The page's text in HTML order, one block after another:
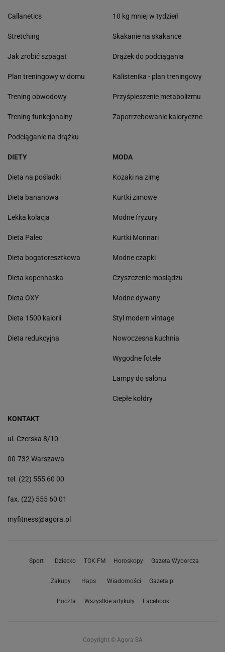
Callanetics
Stretching
Jak zrobić szpagat
Plan treningowy w domu
Trening obwodowy
Trening funkcjonalny
Podciąganie na drążku
10 kg mniej w tydzień
Skakanie na skakance
Drążek do podciągania
Kalistenika - plan treningowy
Przyśpieszenie metabolizmu
Zapotrzebowanie kaloryczne
DIETY
Dieta na pośladki
Dieta bananowa
Lekka kolacja
Dieta Paleo
Dieta bogatoresztkowa
Dieta kopenhaska
Dieta OXY
Dieta 1500 kalorii
Dieta redukcyjna
MODA
Kozaki na zimę
Kurtki zimowe
Modne fryzury
Kurtki Monnari
Modne czapki
Czyszczenie mosiądzu
Modne dywany
Styl modern vintage
Nowoczesna kuchnia
Wygodne fotele
Lampy do salonu
Ciepłe kołdry
KONTAKT
ul. Czerska 8/10
00-732 Warszawa
tel. (22) 555 60 00
fax. (22) 555 60 01
myfitness@agora.pl
Sport Dziecko TOK FM Horoskopy Gazeta Wyborcza
Zakupy Haps Wiadomości Gazeta.pl
Poczta Wszystkie artykuły Facebook
Copyright © Agora SA